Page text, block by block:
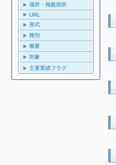
場所・掲載箇所
URL
形式
種別
概要
対象
主要業績フラグ